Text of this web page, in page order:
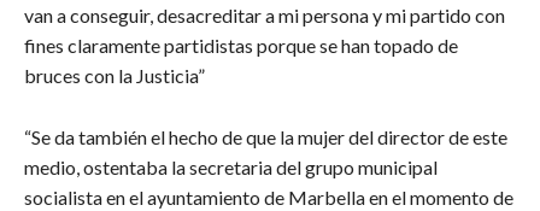
van a conseguir, desacreditar a mi persona y mi partido con
fines claramente partidistas porque se han topado de
bruces con la Justicia”
“Se da también el hecho de que la mujer del director de este
medio, ostentaba la secretaria del grupo municipal
socialista en el ayuntamiento de Marbella en el momento de